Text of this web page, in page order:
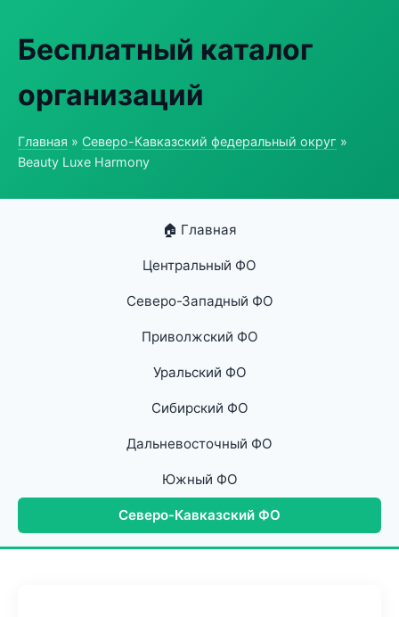
Бесплатный каталог
организаций
Главная » Северо-Кавказский федеральный округ »
Beauty Luxe Harmony
🏠 Главная
Центральный ФО
Северо-Западный ФО
Приволжский ФО
Уральский ФО
Сибирский ФО
Дальневосточный ФО
Южный ФО
Северо-Кавказский ФО